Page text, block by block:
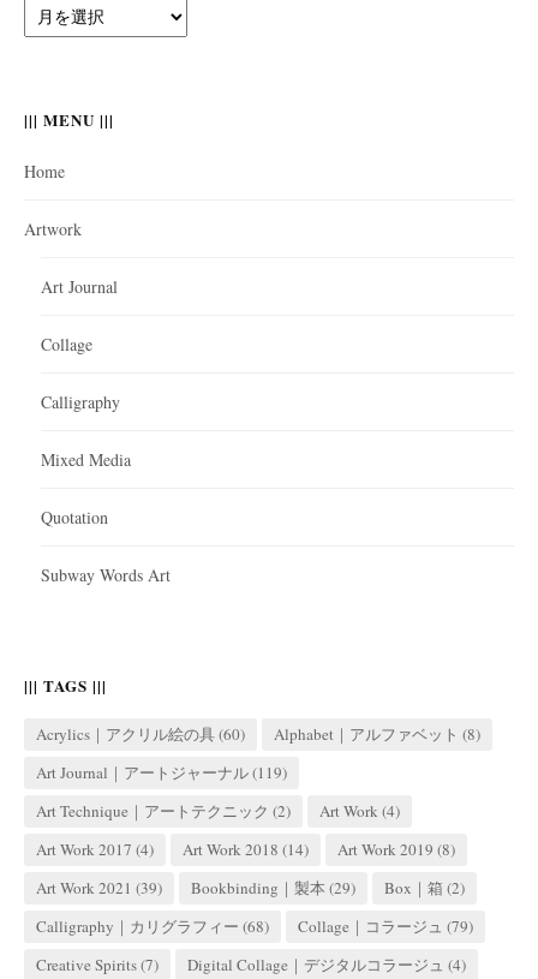
Archives
||| MENU |||
Home
Artwork
Art Journal
Collage
Calligraphy
Mixed Media
Quotation
Subway Words Art
||| TAGS |||
Acrylics｜アクリル絵の具(60) Alphabet｜アルファベット (8)
Art Journal｜アートジャーナル(119)
Art Technique｜アートテクニック (2) Art Work(4)
Art Work 2017 (4) Art Work 2018 (14) Art Work 2019 (8)
Art Work 2021 (39) Bookbinding｜製本 (29) Box｜箱 (2)
Calligraphy｜カリグラフィー (68) Collage｜コラージュ (79)
Creative Spirits(7) Digital Collage｜デジタルコラージュ (4)